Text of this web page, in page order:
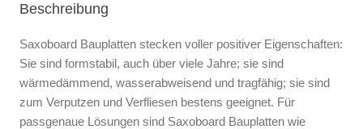
Beschreibung
Saxoboard Bauplatten stecken voller positiver Eigenschaften:
Sie sind formstabil, auch über viele Jahre; sie sind
wärmedämmend, wasserabweisend und tragfähig; sie sind
zum Verputzen und Verfliesen bestens geeignet. Für
passgenaue Lösungen sind Saxoboard Bauplatten wie